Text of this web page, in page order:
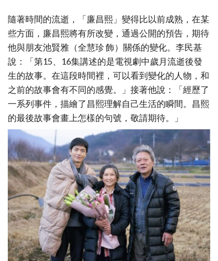
隨著時間的流逝，「廉昌熙」變得比以前成熟，在某
些方面，廉昌熙將有所改變，通過公開的預告，期待
他與朋友池賢雅（全慧珍 飾）關係的變化。李民基
說：「第15、16集講述的是電視劇中歲月流逝後發
生的故事。在這段時間裡，可以看到變化的人物，和
之前的故事會有不同的感覺。」接著他說：「經歷了
一系列事件，描繪了昌熙理解自己生活的瞬間。昌熙
的最後故事會畫上怎樣的句號，敬請期待。」